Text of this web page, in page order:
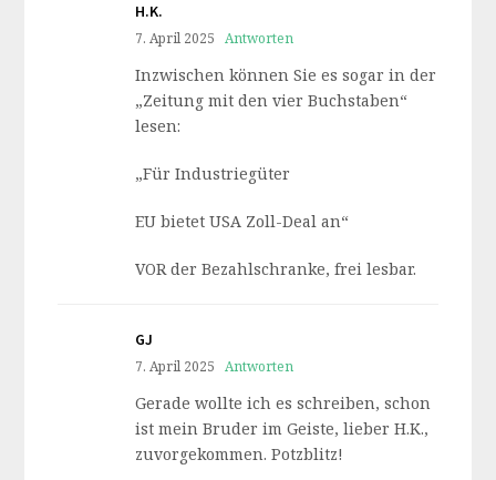
H.K.
7. April 2025 Antworten
Inzwischen können Sie es sogar in der
„Zeitung mit den vier Buchstaben“
lesen:
„Für Industriegüter
EU bietet USA Zoll-Deal an“
VOR der Bezahlschranke, frei lesbar.
GJ
7. April 2025 Antworten
Gerade wollte ich es schreiben, schon
ist mein Bruder im Geiste, lieber H.K.,
zuvorgekommen. Potzblitz!